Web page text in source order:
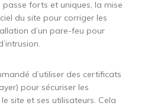
passe forts et uniques, la mise
du site pour corriger les
d’un pare-feu pour
d’utiliser des certificats
pour sécuriser les
site et ses utilisateurs. Cela